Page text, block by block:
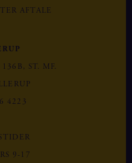
AFTALE
ST. MF.
4223
9-17